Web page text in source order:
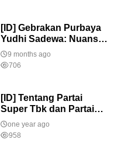
[ID] Gebrakan Purbaya
Yudhi Sadewa: Nuansa
Baru Dalam
Kepemimpinan Ekonomi
9 months ago
706
[ID] Tentang Partai
Super Tbk dan Partai
Perorangan dari Jokowi
one year ago
958